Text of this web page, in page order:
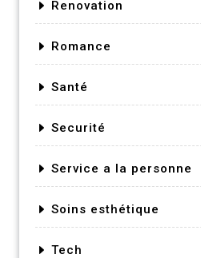
Renovation
Romance
Santé
Securité
Service a la personne
Soins esthétique
Tech